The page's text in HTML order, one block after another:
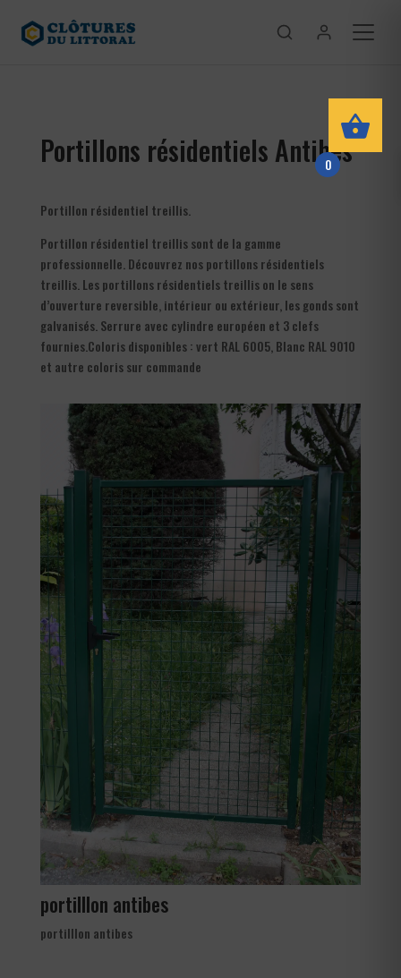
Portillons résidentiels Antibes
Portillon résidentiel treillis.
Portillon résidentiel treillis sont de la gamme
professionnelle. Découvrez nos portillons résidentiels
treillis. Les portillons résidentiels treillis on le sens
d’ouverture reversible, intérieur ou extérieur, les gonds sont
galvanisés. Serrure avec cylindre européen et 3 clefs
fournies.Coloris disponibles : vert RAL 6005, Blanc RAL 9010
et autre coloris sur commande
portilllon antibes
portilllon antibes
0